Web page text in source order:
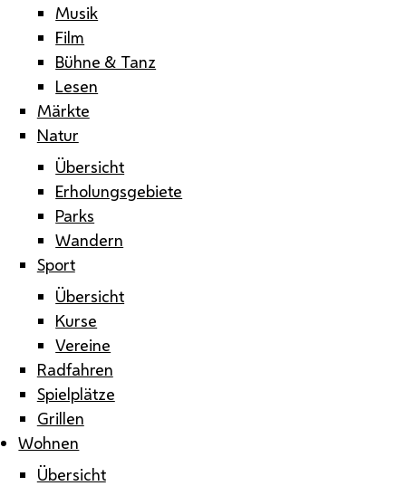
Musik
Film
Bühne & Tanz
Lesen
Märkte
Natur
Übersicht
Erholungsgebiete
Parks
Wandern
Sport
Übersicht
Kurse
Vereine
Radfahren
Spielplätze
Grillen
Wohnen
Übersicht